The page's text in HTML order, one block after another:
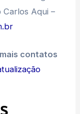
Carlos Aqui –
contatos